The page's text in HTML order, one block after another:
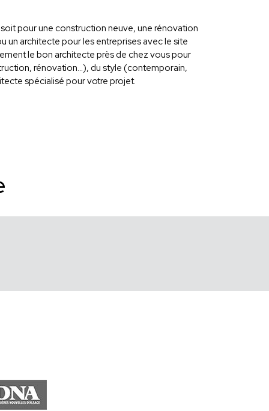
pour une construction neuve, une rénovation
un architecte pour les entreprises avec le site
le bon architecte près de chez vous pour
rénovation...), du style (contemporain,
spécialisé pour votre projet.